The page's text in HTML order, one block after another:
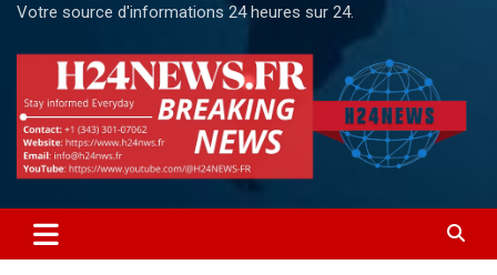
Votre source d'informations 24 heures sur 24.